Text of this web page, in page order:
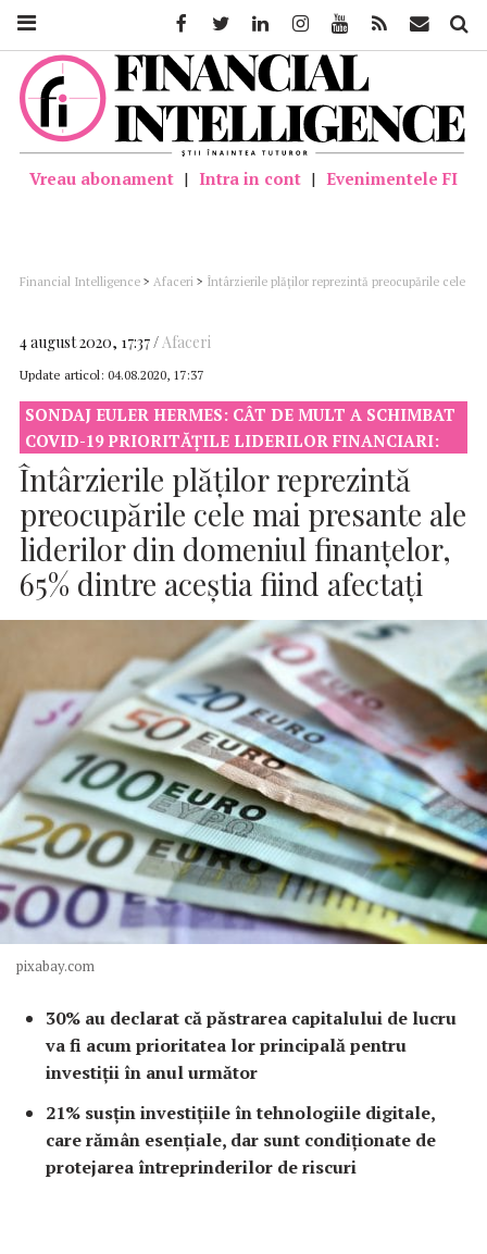
Vreau abonament | Intra in cont | Evenimentele FI
Financial Intelligence > Afaceri > Întârzierile plăților reprezintă preocupările cele
4 august 2020, 17:37 Afaceri
Update articol: 04.08.2020, 17:37
SONDAJ EULER HERMES: CÂT DE MULT A SCHIMBAT
COVID-19 PRIORITĂȚILE LIDERILOR FINANCIARI:
Întârzierile plăților reprezintă
preocupările cele mai presante ale
liderilor din domeniul finanțelor,
65% dintre aceștia fiind afectați
pixabay.com
30% au declarat că păstrarea capitalului de lucru
va fi acum prioritatea lor principală pentru
investiții în anul următor
21% susțin investițiile în tehnologiile digitale,
care rămân esențiale, dar sunt condiționate de
protejarea întreprinderilor de riscuri
FacebookTwitter LinkedinInstagramYoutube Feed Mail